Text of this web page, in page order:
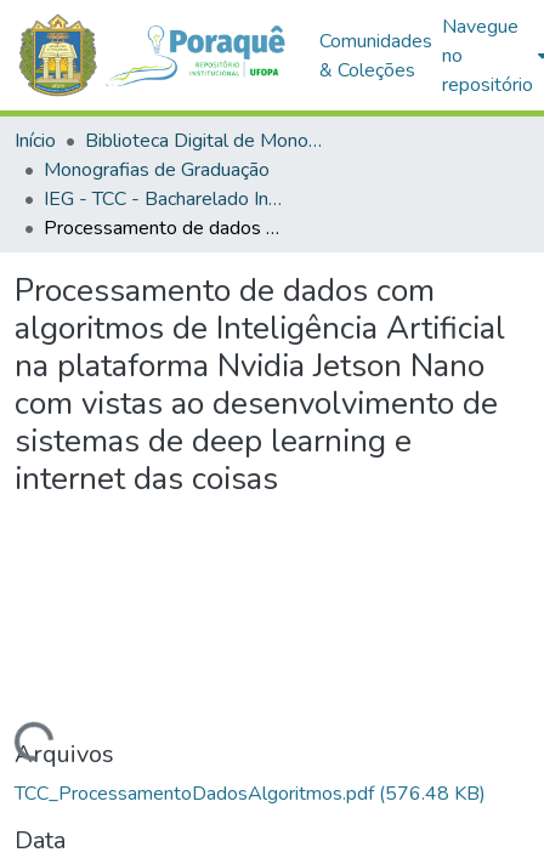
Comunidades
& Coleções
Navegue
no
repositório
Início
Biblioteca Digital de Monografias (BDM)
Monografias de Graduação
IEG - TCC - Bacharelado Interdisciplinar em Ciência e Tecnologia
Processamento de dados com algoritmos de Inteligência Artificial na plataforma Nvidia Jetson Nano com vistas ao desenvolvimento de sistemas de deep learning e internet das coisas
Processamento de dados com
algoritmos de Inteligência Artificial
na plataforma Nvidia Jetson Nano
com vistas ao desenvolvimento de
sistemas de deep learning e
internet das coisas
Arquivos
TCC_ProcessamentoDadosAlgoritmos.pdf(576.48 KB)
Data